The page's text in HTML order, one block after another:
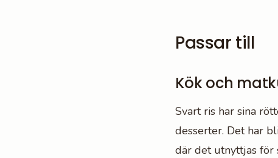
Passar till
Kök och
Svart ris har sina
desserter. Det har
där det utnyttjas för